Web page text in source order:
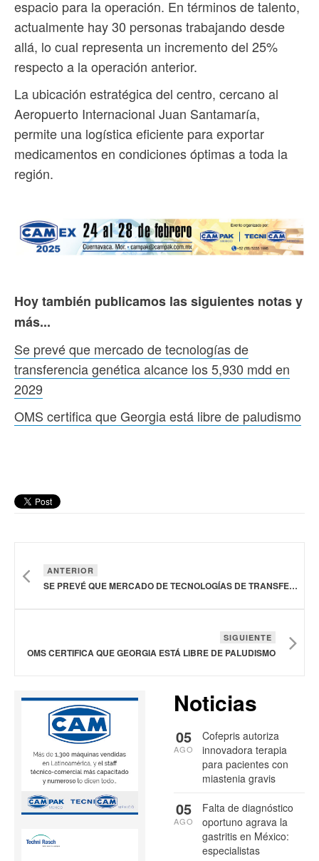
espacio para la operación. En términos de talento,
actualmente hay 30 personas trabajando desde
allá, lo cual representa un incremento del 25%
respecto a la operación anterior.
La ubicación estratégica del centro, cercano al
Aeropuerto Internacional Juan Santamaría,
permite una logística eficiente para exportar
medicamentos en condiciones óptimas a toda la
región.
Hoy también publicamos las siguientes notas y
más...
Se prevé que mercado de tecnologías de
transferencia genética alcance los 5,930 mdd en
2029
OMS certifica que Georgia está libre de paludismo
ANTERIOR
SE PREVÉ QUE MERCADO DE TECNOLOGÍAS DE TRANSFERENCIA GENÉTICA ALCANCE LOS 5,930 MDD EN 2029
SIGUIENTE
OMS CERTIFICA QUE GEORGIA ESTÁ LIBRE DE PALUDISMO
Noticias
Cofepris autoriza
innovadora terapia
para pacientes con
miastenia gravis
05
AGO
Falta de diagnóstico
oportuno agrava la
gastritis en México:
especialistas
05
AGO